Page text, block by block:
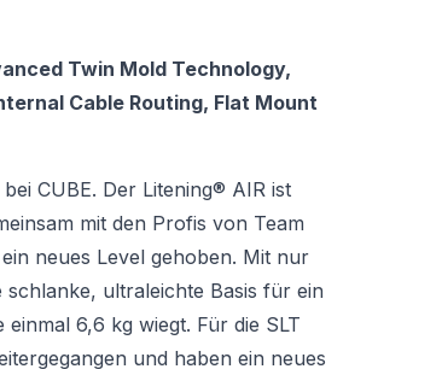
Twin Mold Technology,
Cable Routing, Flat Mount
CUBE. Der Litening® AIR ist
mit den Profis von Team
neues Level gehoben. Mit nur
ultraleichte Basis für ein
6,6 kg wiegt. Für die SLT
und haben ein neues